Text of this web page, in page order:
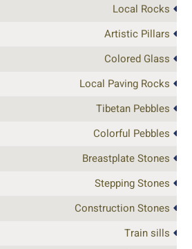
Local Rocks
Artistic Pillars
Colored Glass
Local Paving Rocks
Tibetan Pebbles
Colorful Pebbles
Breastplate Stones
Stepping Stones
Construction Stones
Train sills